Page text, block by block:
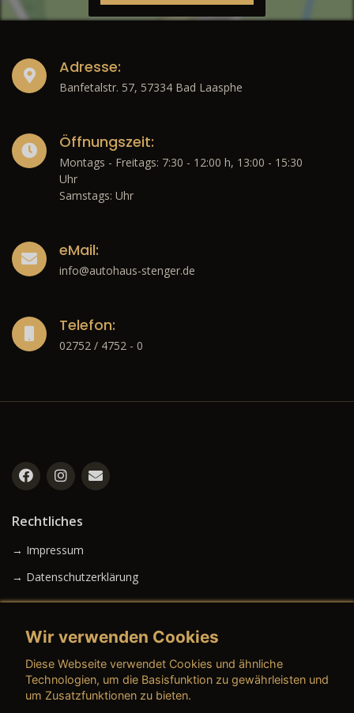
Adresse:
Banfetalstr. 57, 57334 Bad Laasphe
Öffnungszeit:
Montags - Freitags: 7:30 - 12:00 h, 13:00 - 15:30
Uhr
Samstags: Uhr
eMail:
info@autohaus-stenger.de
Telefon:
02752 / 4752 - 0
Rechtliches
→ Impressum
→ Datenschutzerklärung
→ AGB (Gebrauchtwagen)
Wir verwenden Cookies
Diese Webseite verwendet Cookies und ähnliche
Technologien, um die Basisfunktion zu gewährleisten und
um Zusatzfunktionen zu bieten.